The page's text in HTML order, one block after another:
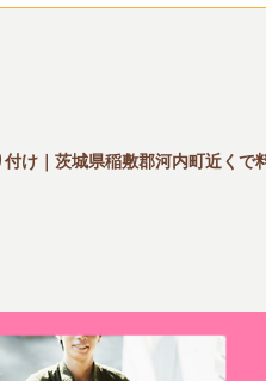
け｜茨城県稲敷郡河内町近く